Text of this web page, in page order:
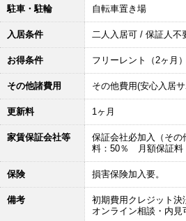
駐車・駐輪 自転車置き場
入居条件 二人入居可 / 保証人不
お得条件 フリーレント（2ヶ月
その他諸費用 その他費用(安心入居
更新料 1ヶ月
家賃保証会社等
保証会社必加入（そ
料：50％ 月額保証料
保険 損害保険加入要。
備考
初期費用クレジット
オンライン相談・内見